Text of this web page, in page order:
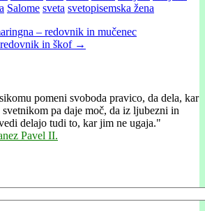
Salome sveta svetopisemska žena
– redovnik in mučenec
in škof →
pomeni svoboda pravico, da dela, kar
svetnikom pa daje moč, da iz ljubezni in
delajo tudi to, kar jim ne ugaja."
Pavel II.